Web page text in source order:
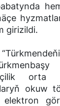
girizildi.
orta
okuw